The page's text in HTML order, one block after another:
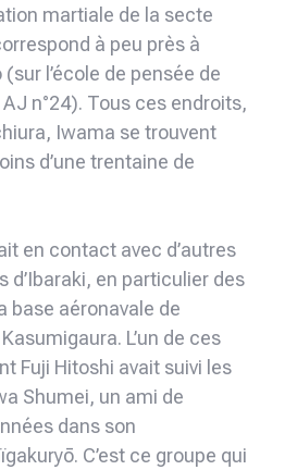
martiale de la secte
à peu près à
(sur l’école de pensée de
n°24). Tous ces endroits,
Iwama se trouvent
d’une trentaine de
en contact avec d’autres
d’Ibaraki, en particulier des
base aéronavale de
L’un de ces
Fuji Hitoshi avait suivi les
Shumei, un ami de
dans son
C’est ce groupe qui